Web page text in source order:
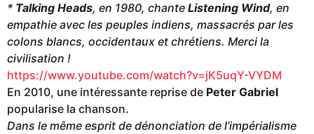
* Talking Heads, en 1980, chante Listening Wind, en
empathie avec les peuples indiens, massacrés par les
colons blancs, occidentaux et chrétiens. Merci la
civilisation !
https://www.youtube.com/watch?v=jK5uqY-VYDM
En 2010, une intéressante reprise de Peter Gabriel
popularise la chanson.
Dans le même esprit de dénonciation de l’impérialisme